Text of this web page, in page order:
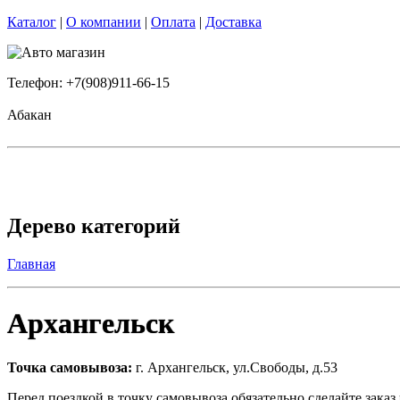
Каталог | О компании | Оплата | Доставка
Телефон: +7(908)911-66-15
Абакан
Дерево категорий
Главная
Архангельск
Точка самовывоза: г. Архангельск, ул.Свободы, д.53